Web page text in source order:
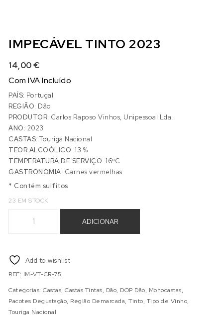
IMPECÁVEL TINTO 2023
14,00€
Com IVA Incluído
PAÍS: Portugal
REGIÃO: Dão
PRODUTOR: Carlos Raposo Vinhos, Unipessoal Lda.
ANO: 2023
CASTAS: Touriga Nacional
TEOR ALCOÓLICO:13 %
TEMPERATURA DE SERVIÇO: 16ºC
GASTRONOMIA: Carnes vermelhas
* Contém sulfitos
23 EM STOCK
ADICIONAR
Add to wishlist
REF: IM-VT-CR-75
Categorias:Castas,Castas Tintas, Dão, DOP Dão, Monocastas,
Pacotes Degustação, Região Demarcada,Tinto, Tipo de Vinho,
Touriga Nacional